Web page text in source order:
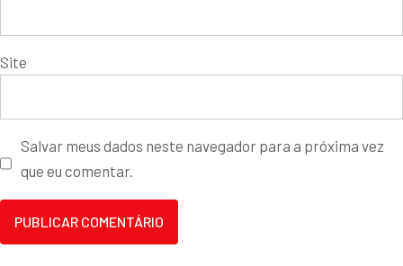
Site
Salvar meus dados neste navegador para a próxima vez
que eu comentar.